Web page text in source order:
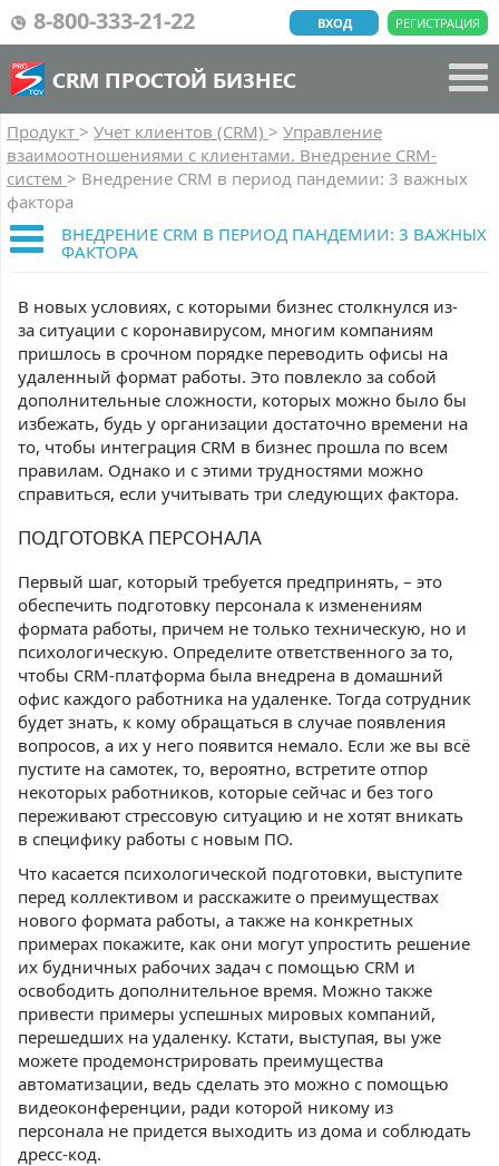
8-800-333-21-22 РЕГИСТРАЦИЯ
ВХОД
CRM ПРОСТОЙ БИЗНЕС
Продукт > Учет клиентов (CRM) > Управление
взаимоотношениями с клиентами. Внедрение CRM-
систем > Внедрение CRM в период пандемии: 3 важных
фактора
ВНЕДРЕНИЕ CRM В ПЕРИОД ПАНДЕМИИ: 3 ВАЖНЫХ
ФАКТОРА
В новых условиях, с которыми бизнес столкнулся из-
за ситуации с коронавирусом, многим компаниям
пришлось в срочном порядке переводить офисы на
удаленный формат работы. Это повлекло за собой
дополнительные сложности, которых можно было бы
избежать, будь у организации достаточно времени на
то, чтобы интеграция CRM в бизнес прошла по всем
правилам. Однако и с этими трудностями можно
справиться, если учитывать три следующих фактора.
ПОДГОТОВКА ПЕРСОНАЛА
Первый шаг, который требуется предпринять, – это
обеспечить подготовку персонала к изменениям
формата работы, причем не только техническую, но и
психологическую. Определите ответственного за то,
чтобы CRM-платформа была внедрена в домашний
офис каждого работника на удаленке. Тогда сотрудник
будет знать, к кому обращаться в случае появления
вопросов, а их у него появится немало. Если же вы всё
пустите на самотек, то, вероятно, встретите отпор
некоторых работников, которые сейчас и без того
переживают стрессовую ситуацию и не хотят вникать
в специфику работы с новым ПО.
Что касается психологической подготовки, выступите
перед коллективом и расскажите о преимуществах
нового формата работы, а также на конкретных
примерах покажите, как они могут упростить решение
их будничных рабочих задач с помощью CRM и
освободить дополнительное время. Можно также
привести примеры успешных мировых компаний,
перешедших на удаленку. Кстати, выступая, вы уже
можете продемонстрировать преимущества
автоматизации, ведь сделать это можно с помощью
видеоконференции, ради которой никому из
персонала не придется выходить из дома и соблюдать
дресс-код.